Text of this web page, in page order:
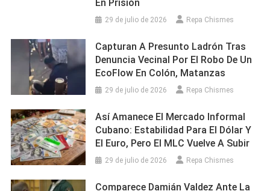
En Prisión
29 de julio de 2026 Repa Chismes
Capturan A Presunto Ladrón Tras
Denuncia Vecinal Por El Robo De Un
EcoFlow En Colón, Matanzas
29 de julio de 2026 Repa Chismes
Así Amanece El Mercado Informal
Cubano: Estabilidad Para El Dólar Y
El Euro, Pero El MLC Vuelve A Subir
29 de julio de 2026 Repa Chismes
Comparece Damián Valdez Ante La